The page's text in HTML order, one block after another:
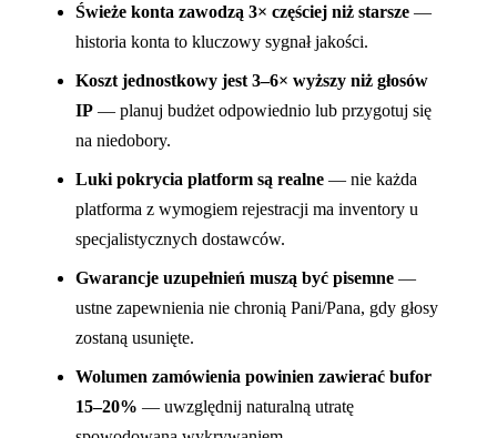
Świeże konta zawodzą 3× częściej niż starsze —
historia konta to kluczowy sygnał jakości.
Koszt jednostkowy jest 3–6× wyższy niż głosów
IP — planuj budżet odpowiednio lub przygotuj się
na niedobory.
Luki pokrycia platform są realne — nie każda
platforma z wymogiem rejestracji ma inventory u
specjalistycznych dostawców.
Gwarancje uzupełnień muszą być pisemne —
ustne zapewnienia nie chronią Pani/Pana, gdy głosy
zostaną usunięte.
Wolumen zamówienia powinien zawierać bufor
15–20% — uwzględnij naturalną utratę